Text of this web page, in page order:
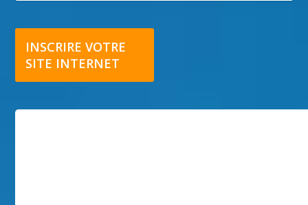
INSCRIRE VOTRE
SITE INTERNET